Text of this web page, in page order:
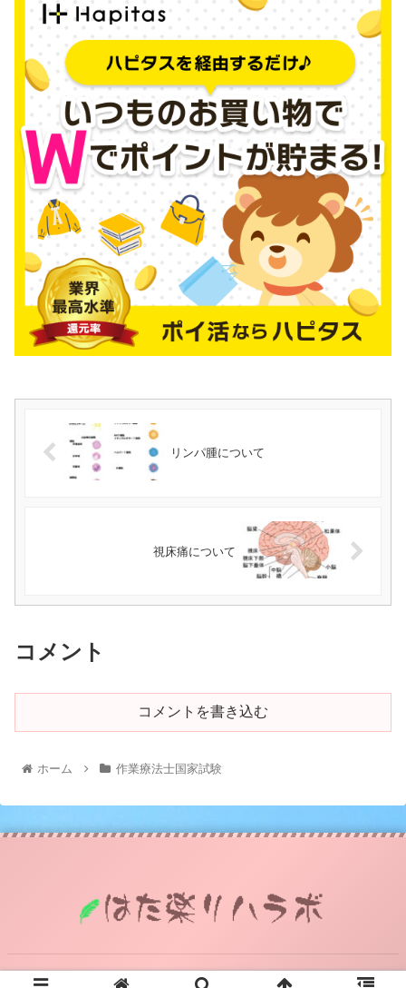
リンパ腫について
視床痛について
コメント
コメントを書き込む
ホーム 作業療法士国家試験